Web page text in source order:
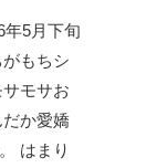
年5月下旬
もちシ
モサお
か愛嬌
はまり